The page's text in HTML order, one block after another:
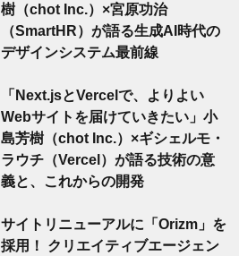
樹（chot Inc.）×宮原功治
（SmartHR）が語る生成AI時代の
デザインシステム最前線
「Next.jsとVercelで、よりよい
Webサイトを届けていきたい」小
島芳樹（chot Inc.）×ギシェルモ・
ラウチ（Vercel）が語る技術の意
義と、これからの開発
サイトリニューアルに「Orizm」を
採用！ クリエイティブエージェン